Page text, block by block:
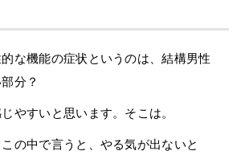
的な機能の症状というのは、結構男性
分？
じやすいと思います。そこは。
この中で言うと、やる気が出ないと